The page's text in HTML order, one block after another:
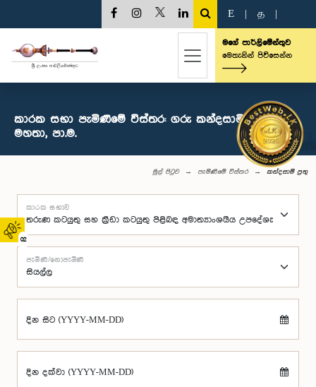
02
E த
මගේ පාර්ලිමේන්තුව
මෙතැනින් පිවිසෙන්න
කාරක සභා පැමිණීමේ විස්තර: ගරු කන්දසාමි ප්‍රභු
මහතා, පා.ම.
මුල් පිටුව පැමිණීමේ විස්තර කන්දසාමි ප්‍රභු
කාරක සභාව
පැමිණි/නොපැමිණි
දින සිට (YYYY-MM-DD)
දින දක්වා (YYYY-MM-DD)